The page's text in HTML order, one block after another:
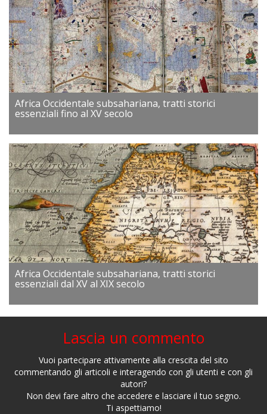
Africa Occidentale subsahariana, tratti storici
essenziali fino al XV secolo
Africa Occidentale subsahariana, tratti storici
essenziali dal XV al XIX secolo
Lascia un commento
Vuoi partecipare attivamente alla crescita del sito
commentando gli articoli e interagendo con gli utenti e con gli
autori?
Non devi fare altro che accedere e lasciare il tuo segno.
Ti aspettiamo!